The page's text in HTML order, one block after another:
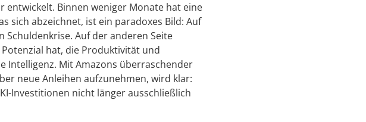
entwickelt. Binnen weniger Monate hat eine
sich abzeichnet, ist ein paradoxes Bild: Auf
Auf der anderen Seite
hat, die Produktivität und
Intelligenz. Mit Amazons überraschender
neue Anleihen aufzunehmen, wird klar:
Investitionen nicht länger ausschließlich